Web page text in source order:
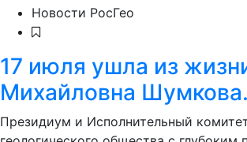
Новости РосГео
17 июля ушла из
Михайловна Шумкова.
Президиум и Исполнительный